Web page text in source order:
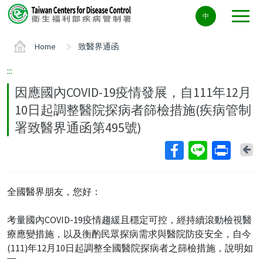
Center
block
中
Home 致醫界通函
:::
因應國內COVID-19疫情發展，自111年12月
10日起調整醫院探病者篩檢措施(疾病管制
署致醫界通函第495號)
全國醫界朋友，您好：
考量國內COVID-19疫情趨緩且穩定可控，經持續滾動檢視醫
療應變措施，以及衡酌民眾探病需求與醫院防疫安全，自今
(111)年12月10日起調整全國醫院探病者之篩檢措施，說明如